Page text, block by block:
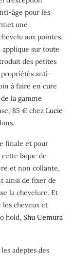
âge pour les
une
aux pointes.
sur toute
des petites
propriétés anti-
à faire en cure
la gamme
85 € chez Lucie
finale et pour
laque de
et non collante,
ainsi de fixer de
la chevelure. Et
cheveux et
hold, Shu Uemura
adeptes des